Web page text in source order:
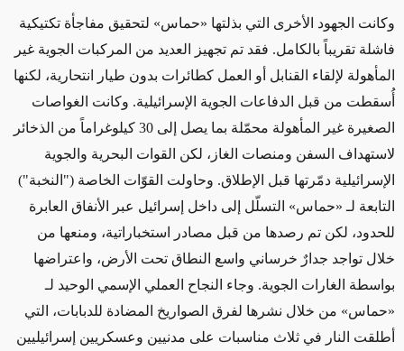
وكانت الجهود الأخرى التي بذلتها «حماس» لتحقيق مفاجأة تكتيكية
فاشلة تقريباً بالكامل. فقد تم تجهيز العديد من المركبات الجوية غير
المأهولة لإلقاء القنابل أو العمل كطائرات بدون طيار انتحارية، لكنها
أُسقطت من قبل الدفاعات الجوية الإسرائيلية. وكانت الغواصات
الصغيرة غير المأهولة محمّلة بما يصل إلى 30 كيلوغراماً من الذخائر
لاستهداف السفن ومنصات الغاز، لكن القوات البحرية والجوية
الإسرائيلية دمّرتها قبل الإطلاق. وحاولت القوّات الخاصة ("النخبة")
التابعة لـ «حماس» التسلّل إلى داخل إسرائيل عبر الأنفاق العابرة
للحدود، لكن تم رصدها من قبل مصادر استخباراتية، ومنعها من
خلال تواجد جدارٌ خرساني واسع النطاق تحت الأرض، واعتراضها
بواسطة الغارات الجوية. وجاء النجاح العملي الإسمي الوحيد لـ
«حماس» من خلال نشرها لفرق الصواريخ المضادة للدبابات، التي
أطلقت النار في ثلاث مناسبات على مدنيين وعسكريين إسرائيليين